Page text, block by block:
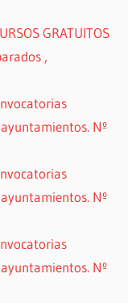
GRATUITOS
,
Nº
Nº
Nº